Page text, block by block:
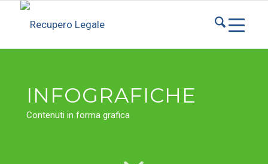
INFOGRAFICHE
Contenuti in forma grafica